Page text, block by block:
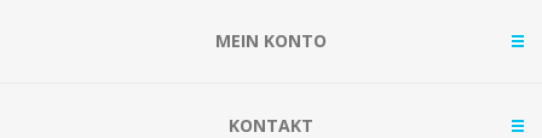
MEIN KONTO
KONTAKT